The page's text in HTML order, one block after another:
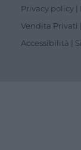
Privacy policy |
Vendita Privati |
Accessibilità |